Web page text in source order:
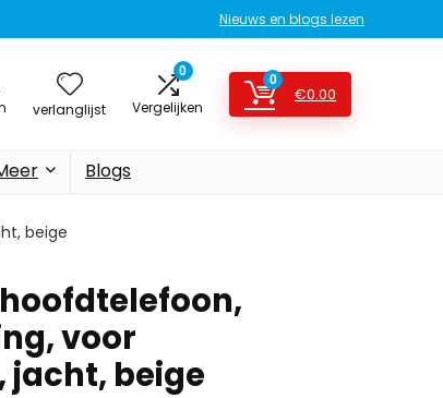
Nieuws en blogs lezen
verlanglijst
0
Vergelijken
0
€0.00
Blogs
beige
voor
beige